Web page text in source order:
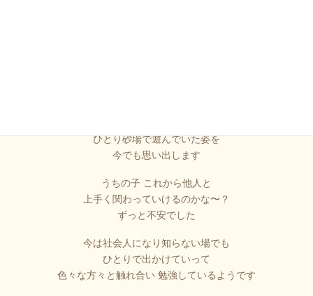
ひとり砂場で遊んでいた姿を
今でも思い出します
うちの子 これから他人と
上手く関わっていけるのかな〜？
ずっと不安でした
今は社会人になり知らない場でも
ひとりで出かけていって
色々な方々と触れ合い 勉強しているようです